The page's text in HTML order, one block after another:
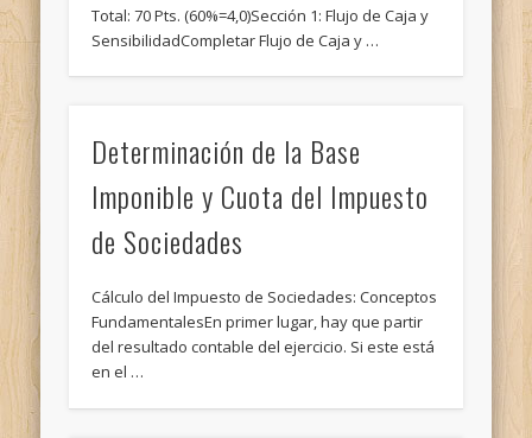
Total: 70 Pts. (60%=4,0)Sección 1: Flujo de Caja y
SensibilidadCompletar Flujo de Caja y …
Determinación de la Base
Imponible y Cuota del Impuesto
de Sociedades
Cálculo del Impuesto de Sociedades: Conceptos
FundamentalesEn primer lugar, hay que partir
del resultado contable del ejercicio. Si este está
en el …